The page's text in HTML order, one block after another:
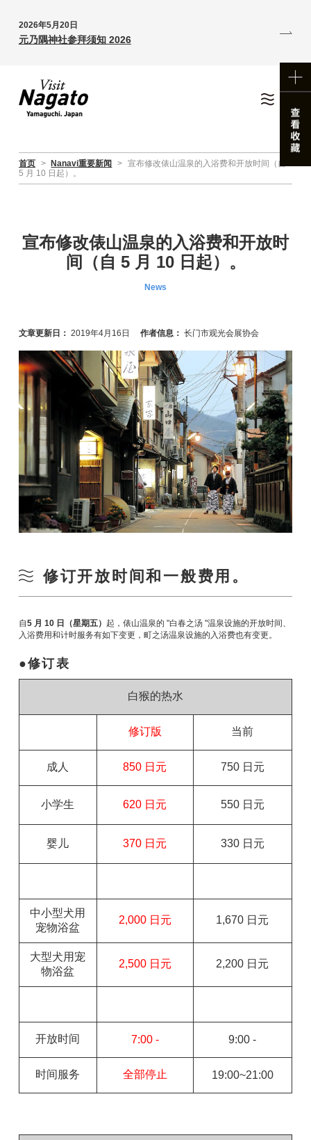
2026年5月20日
元乃隅神社参拜须知 2026
首页 > Nanavi重要新闻 > 宣布修改俵山温泉的入浴费和开放时间（自
5 月 10 日起）。
宣布修改俵山温泉的入浴费和开放时
间（自 5 月 10 日起）。
News
文章更新日： 2019年4月16日 作者信息： 长门市观光会展协会
修订开放时间和一般费用。
自5 月 10 日（星期五） 起，俵山温泉的 "白春之汤 "温泉设施的开放时间、
入浴费用和计时服务有如下变更，町之汤温泉设施的入浴费也有变更。
修订表
白猴的热水
修订版 当前
成人 850 日元 750 日元
小学生 620 日元 550 日元
婴儿 370 日元 330 日元
中小型犬用
宠物浴盆
2,000 日元 1,670 日元
大型犬用宠
物浴盆
2,500 日元 2,200 日元
开放时间 7:00 - 9:00 -
时间服务 全部停止 19:00~21:00